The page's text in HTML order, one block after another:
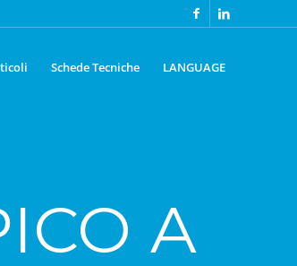
Schede Tecniche LANGUAGE
A